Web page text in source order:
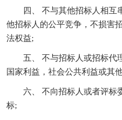
四、 不与其他招标人相互
他招标人的公平竞争，不损害
法权益;
五、 不与招标人或招标代
国家利益，社会公共利益或其
六、 不向招标人或者评标
标;